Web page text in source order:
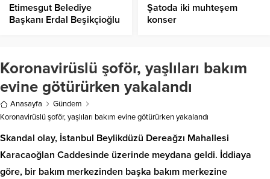
Etimesgut Belediye
Başkanı Erdal Beşikçioğlu
Şatoda iki muhteşem
konser
Koronavirüslü şoför, yaşlıları bakım
evine götürürken yakalandı
Anasayfa
Gündem
Koronavirüslü şoför, yaşlıları bakım evine götürürken yakalandı
Skandal olay, İstanbul Beylikdüzü Dereağzı Mahallesi
Karacaoğlan Caddesinde üzerinde meydana geldi. İddiaya
göre, bir bakım merkezinden başka bakım merkezine